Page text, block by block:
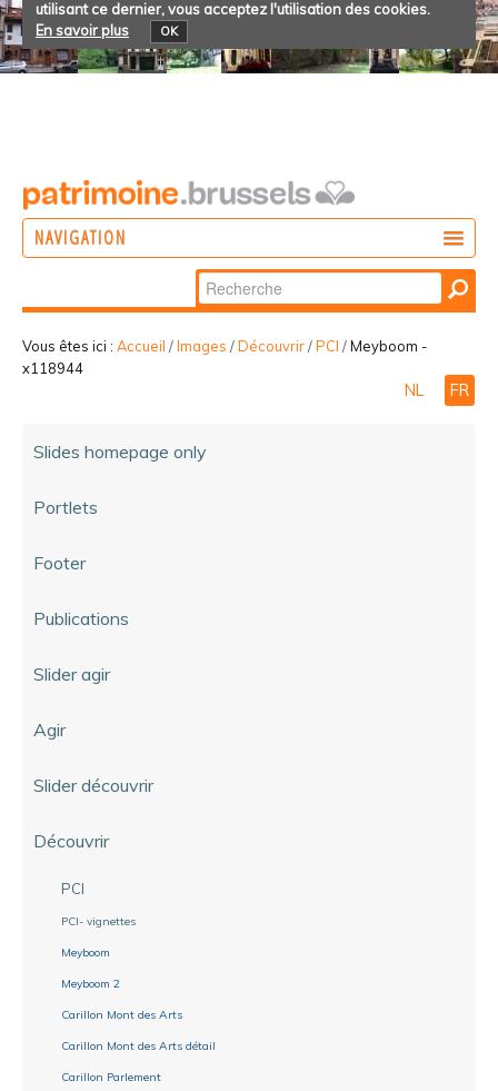
utilisant ce dernier, vous acceptez l'utilisation des cookies.
En savoir plus
OK
NAVIGATION
PARTICIPER
Chercher par
Recherche
avancée…
Vous êtes ici : Accueil /Images /Découvrir/PCI /Meyboom -
x118944
NL FR
Slides homepage only
Portlets
Footer
Publications
Slider agir
Agir
Slider découvrir
Découvrir
PCI
PCI- vignettes
Meyboom
Meyboom 2
Carillon Mont des Arts
Carillon Mont des Arts détail
Carillon Parlement